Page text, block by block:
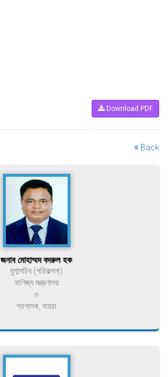
Download PDF
Back
জনাব মোহাম্মদ বদরুল হক
যুগ্মসচিব (পরিকল্পনা)
বাণিজ্য মন্ত্রণালয়
ও
প্রশাসক, বায়রা